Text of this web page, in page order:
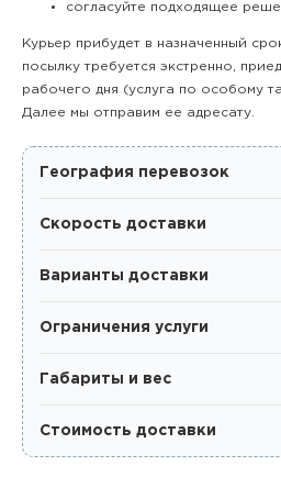
согласуйте подходящее
Курьер прибудет в назначенный
посылку требуется экстренно,
рабочего дня (услуга по особому
Далее мы отправим ее адресату.
География перевозок
Скорость доставки
Варианты доставки
Ограничения услуги
Габариты и вес
Стоимость доставки